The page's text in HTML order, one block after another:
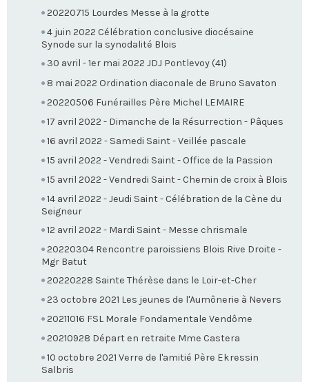
20220715 Lourdes Messe à la grotte
4 juin 2022 Célébration conclusive diocésaine
Synode sur la synodalité Blois
30 avril - 1er mai 2022 JDJ Pontlevoy (41)
8 mai 2022 Ordination diaconale de Bruno Savaton
20220506 Funérailles Père Michel LEMAIRE
17 avril 2022 - Dimanche de la Résurrection - Pâques
16 avril 2022 - Samedi Saint - Veillée pascale
15 avril 2022 - Vendredi Saint - Office de la Passion
15 avril 2022 - Vendredi Saint - Chemin de croix à Blois
14 avril 2022 - Jeudi Saint - Célébration de la Cène du
Seigneur
12 avril 2022 - Mardi Saint - Messe chrismale
20220304 Rencontre paroissiens Blois Rive Droite -
Mgr Batut
20220228 Sainte Thérèse dans le Loir-et-Cher
23 octobre 2021 Les jeunes de l'Aumônerie à Nevers
20211016 FSL Morale Fondamentale Vendôme
20210928 Départ en retraite Mme Castera
10 octobre 2021 Verre de l'amitié Père Ekressin
Salbris